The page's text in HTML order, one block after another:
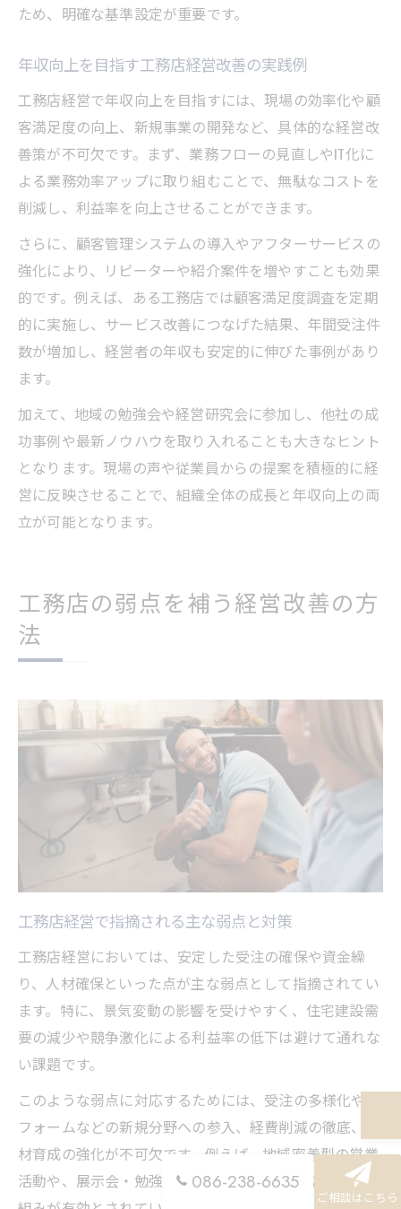
ため、明確な基準設定が重要です。
年収向上を目指す工務店経営改善の実践例
工務店経営で年収向上を目指すには、現場の効率化や顧
客満足度の向上、新規事業の開発など、具体的な経営改
善策が不可欠です。まず、業務フローの見直しやIT化に
よる業務効率アップに取り組むことで、無駄なコストを
削減し、利益率を向上させることができます。
さらに、顧客管理システムの導入やアフターサービスの
強化により、リピーターや紹介案件を増やすことも効果
的です。例えば、ある工務店では顧客満足度調査を定期
的に実施し、サービス改善につなげた結果、年間受注件
数が増加し、経営者の年収も安定的に伸びた事例があり
ます。
加えて、地域の勉強会や経営研究会に参加し、他社の成
功事例や最新ノウハウを取り入れることも大きなヒント
となります。現場の声や従業員からの提案を積極的に経
営に反映させることで、組織全体の成長と年収向上の両
立が可能となります。
工務店の弱点を補う経営改善の方
法
工務店経営で指摘される主な弱点と対策
工務店経営においては、安定した受注の確保や資金繰
り、人材確保といった点が主な弱点として指摘されてい
ます。特に、景気変動の影響を受けやすく、住宅建設需
要の減少や競争激化による利益率の低下は避けて通れな
い課題です。
このような弱点に対応するためには、受注の多様化やリ
フォームなどの新規分野への参入、経費削減の徹底、人
材育成の強化が不可欠です。例えば、地域密着型の営業
活動や、展示会・勉強会を活用して顧客層を広げる取り
086-238-6635
ご相談はこちら